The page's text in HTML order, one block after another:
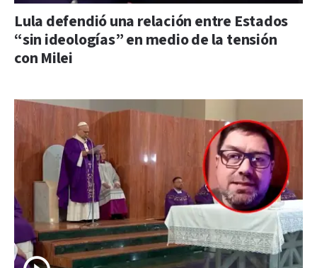
Lula defendió una relación entre Estados
“sin ideologías” en medio de la tensión
con Milei